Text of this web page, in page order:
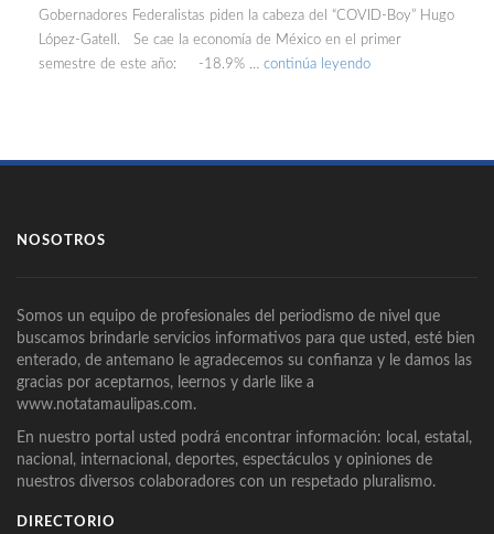
Gobernadores Federalistas piden la cabeza del “COVID-Boy” Hugo
López-Gatell. Se cae la economía de México en el primer
semestre de este año: -18.9% … continúa leyendo
NOSOTROS
Somos un equipo de profesionales del periodismo de nivel que
buscamos brindarle servicios informativos para que usted, esté bien
enterado, de antemano le agradecemos su confianza y le damos las
gracias por aceptarnos, leernos y darle like a
www.notatamaulipas.com.
En nuestro portal usted podrá encontrar información: local, estatal,
nacional, internacional, deportes, espectáculos y opiniones de
nuestros diversos colaboradores con un respetado pluralismo.
DIRECTORIO